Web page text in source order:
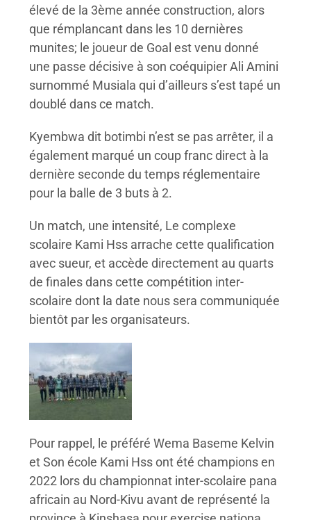
élevé de la 3ème année construction, alors
que rémplancant dans les 10 dernières
munites; le joueur de Goal est venu donné
une passe décisive à son coéquipier Ali Amini
surnommé Musiala qui d’ailleurs s’est tapé un
doublé dans ce match.
Kyembwa dit botimbi n’est se pas arrêter, il a
également marqué un coup franc direct à la
dernière seconde du temps réglementaire
pour la balle de 3 buts à 2.
Un match, une intensité, Le complexe
scolaire Kami Hss arrache cette qualification
avec sueur, et accède directement au quarts
de finales dans cette compétition inter-
scolaire dont la date nous sera communiquée
bientôt par les organisateurs.
Pour rappel, le préféré Wema Baseme Kelvin
et Son école Kami Hss ont été champions en
2022 lors du championnat inter-scolaire pana
africain au Nord-Kivu avant de représenté la